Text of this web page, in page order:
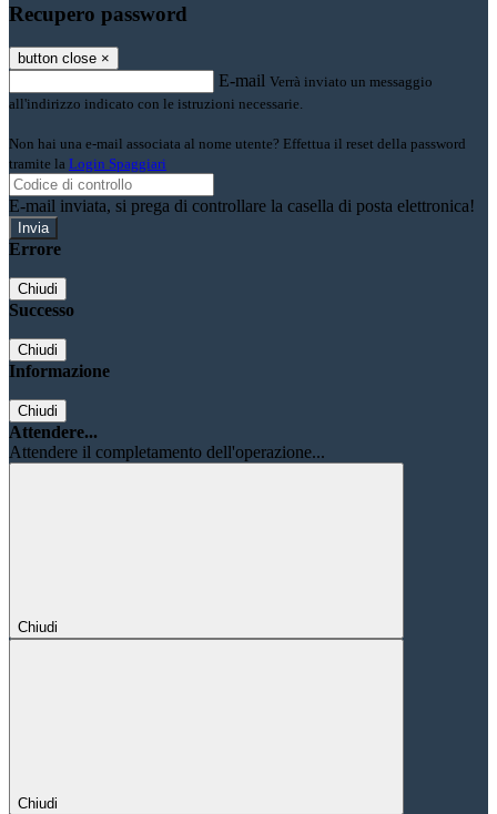
Recupero password
button close ×
E-mail Verrà inviato un messaggio
all'indirizzo indicato con le istruzioni necessarie.
Non hai una e-mail associata al nome utente? Effettua il reset della password
tramite la Login Spaggiari
E-mail inviata, si prega di controllare la casella di posta elettronica!
Errore
Chiudi
Successo
Chiudi
Informazione
Chiudi
Attendere...
Attendere il completamento dell'operazione...
Chiudi
Chiudi